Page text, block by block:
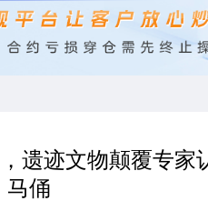
遗迹文物颠覆专家
马俑